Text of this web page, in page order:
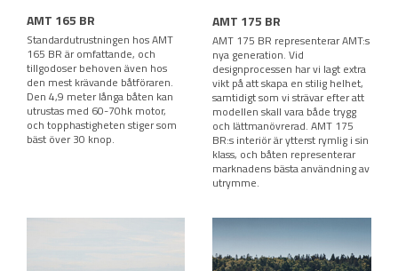
AMT 165 BR
Standardutrustningen hos AMT
165 BR är omfattande, och
tillgodoser behoven även hos
den mest krävande båtföraren.
Den 4,9 meter långa båten kan
utrustas med 60-70hk motor,
och topphastigheten stiger som
bäst över 30 knop.
AMT 175 BR
AMT 175 BR representerar AMT:s
nya generation. Vid
designprocessen har vi lagt extra
vikt på att skapa en stilig helhet,
samtidigt som vi strävar efter att
modellen skall vara både trygg
och lättmanövrerad. AMT 175
BR:s interiör är ytterst rymlig i sin
klass, och båten representerar
marknadens bästa användning av
utrymme.